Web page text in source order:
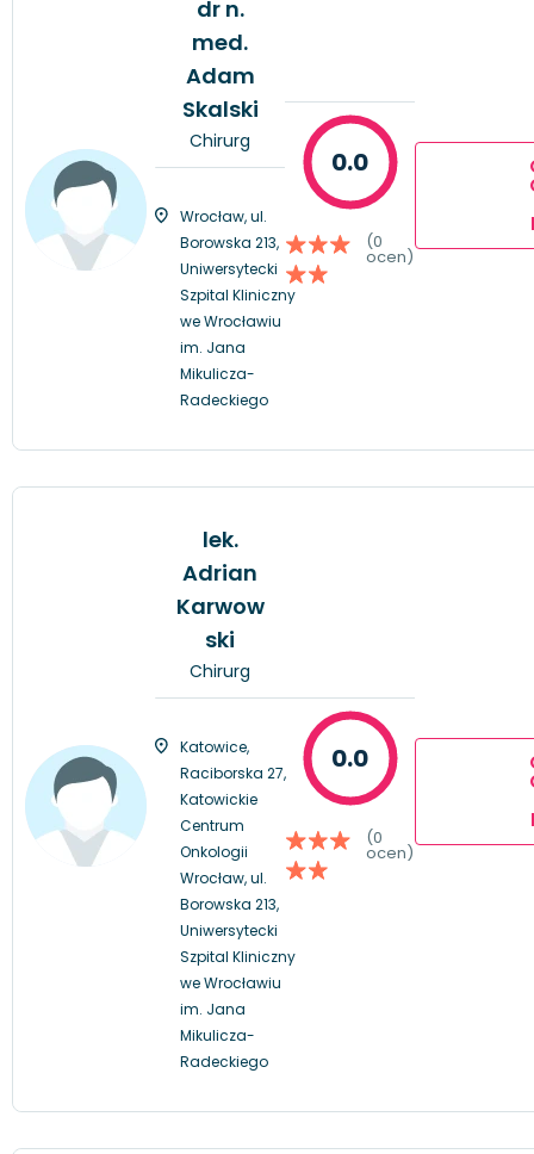
dr n.
med.
Adam
Skalski
Chirurg
Wrocław, ul.
Borowska 213,
Uniwersytecki
Szpital Kliniczny
we Wrocławiu
im. Jana
Mikulicza-
Radeckiego
0.0
(0
ocen)
lek.
Adrian
Karwow
ski
Chirurg
Katowice,
Raciborska 27,
Katowickie
Centrum
Onkologii
Wrocław, ul.
Borowska 213,
Uniwersytecki
Szpital Kliniczny
we Wrocławiu
im. Jana
Mikulicza-
Radeckiego
0.0
(0
ocen)